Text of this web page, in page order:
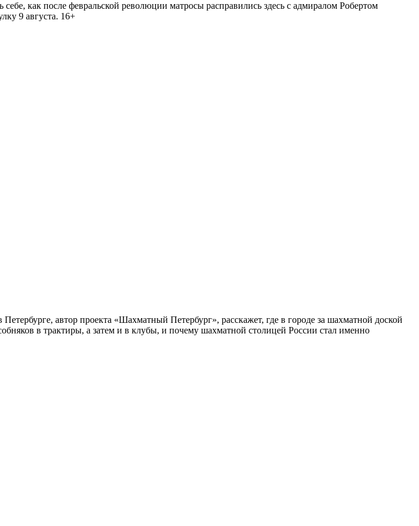
как после февральской революции матросы расправились здесь с адмиралом Робертом
9 августа. 16+
автор проекта «Шахматный Петербург», расскажет, где в городе за шахматной доской
в трактиры, а затем и в клубы, и почему шахматной столицей России стал именно